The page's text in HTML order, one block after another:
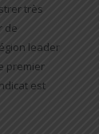
très
de
leader
premier
est